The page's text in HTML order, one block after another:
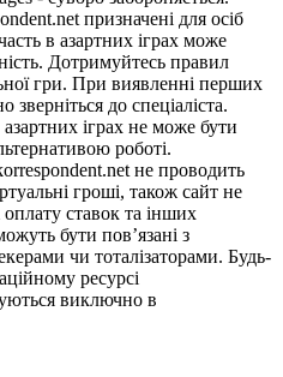
призначені для осіб
в азартних іграх може
Дотримуйтесь правил
гри. При виявленні перших
зверніться до спеціаліста.
іграх не може бути
роботі.
не проводить
гроші, також сайт не
ставок та інших
бути пов’язані з
чи тоталізаторами. Будь-
ресурсі
виключно в